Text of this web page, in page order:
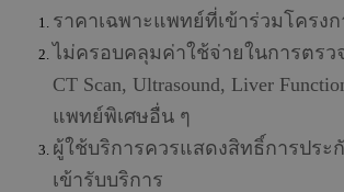
ราคาเฉพาะแพทย์ที่เข้าร่วมโครง
ไม่ครอบคลุมค่าใช้จ่ายในการตรว
CT Scan, Ultrasound, Liver
แพทย์พิเศษอื่น ๆ
ผู้ใช้บริการควรแสดงสิทธิ์การประ
เข้ารับบริการ